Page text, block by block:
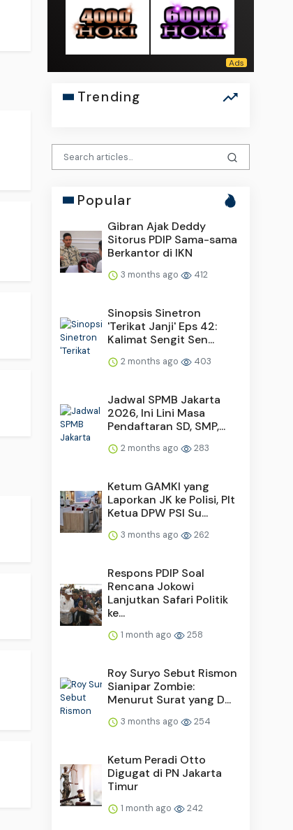
Trending
Popular
Gibran Ajak Deddy
Sitorus PDIP Sama-sama
Berkantor di IKN
3 months ago 412
Sinopsis Sinetron
'Terikat Janji' Eps 42:
Kalimat Sengit Sen...
2 months ago 403
Jadwal SPMB Jakarta
2026, Ini Lini Masa
Pendaftaran SD, SMP,...
2 months ago 283
Ketum GAMKI yang
Laporkan JK ke Polisi, Plt
Ketua DPW PSI Su...
3 months ago 262
Respons PDIP Soal
Rencana Jokowi
Lanjutkan Safari Politik
ke...
1 month ago 258
Roy Suryo Sebut Rismon
Sianipar Zombie:
Menurut Surat yang D...
3 months ago 254
Ketum Peradi Otto
Digugat di PN Jakarta
Timur
1 month ago 242